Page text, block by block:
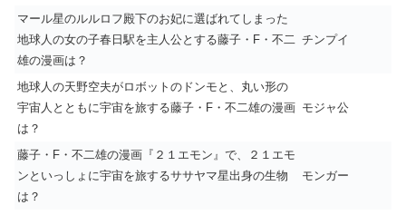
マール星のルルロフ殿下のお妃に選ばれてしまった
地球人の女の子春日駅を主人公とする藤子・F・不二
雄の漫画は？
チンプイ
地球人の天野空夫がロボットのドンモと、丸い形の
宇宙人とともに宇宙を旅する藤子・F・不二雄の漫画
は？
モジャ公
藤子・F・不二雄の漫画『２１エモン』で、２１エモ
ンといっしょに宇宙を旅するササヤマ星出身の生物
は？
モンガー